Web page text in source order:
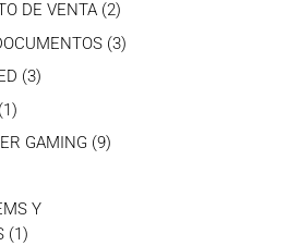
DE VENTA 22
productos
33
33
11
producto
GAMING 99
Y
11